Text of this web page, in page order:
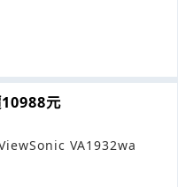
元
VA1932wa